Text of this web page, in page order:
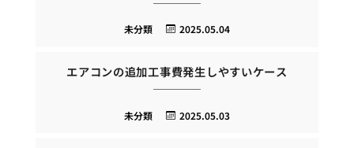
2025.05.04
未分類
エアコンの追加工事費発生しやすいケース
2025.05.03
未分類